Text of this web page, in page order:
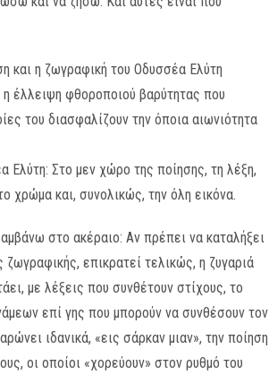
και η ζωγραφική του Οδυσσέα Ελύτη
η έλλειψη φθοροποιού βαρύτητας που
του διασφαλίζουν την όποια αιωνιότητα
Ελύτη: Στο μεν χώρο της ποίησης, τη λέξη,
χρώμα και, συνολικώς, την όλη εικόνα.
στο ακέραιο: Αν πρέπει να καταλήξει
επικρατεί τελικώς, η ζυγαριά
με λέξεις που συνθέτουν στίχους, το
επί γης που μπορούν να συνθέσουν τον
ιδανικά, «εις σάρκαν μιαν», την ποίηση
οι οποίοι «χορεύουν» στον ρυθμό του